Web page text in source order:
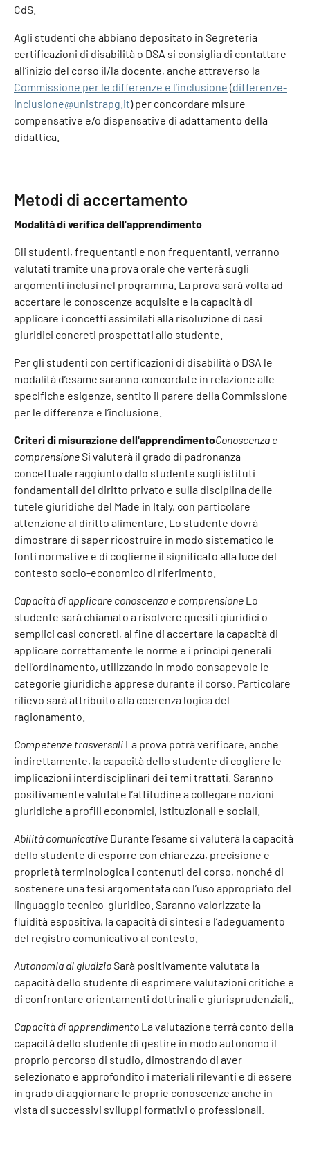
CdS.
Agli studenti che abbiano depositato in Segreteria
certificazioni di disabilità o DSA si consiglia di contattare
all’inizio del corso il/la docente, anche attraverso la
Commissione per le differenze e l’inclusione (differenze-
inclusione@unistrapg.it) per concordare misure
compensative e/o dispensative di adattamento della
didattica.
Metodi di accertamento
Modalità di verifica dell'apprendimento
Gli studenti, frequentanti e non frequentanti, verranno
valutati tramite una prova orale che verterà sugli
argomenti inclusi nel programma. La prova sarà volta ad
accertare le conoscenze acquisite e la capacità di
applicare i concetti assimilati alla risoluzione di casi
giuridici concreti prospettati allo studente.
Per gli studenti con certificazioni di disabilità o DSA le
modalità d’esame saranno concordate in relazione alle
specifiche esigenze, sentito il parere della Commissione
per le differenze e l’inclusione.
Criteri di misurazione dell'apprendimentoConoscenza e
comprensioneSi valuterà il grado di padronanza
concettuale raggiunto dallo studente sugli istituti
fondamentali del diritto privato e sulla disciplina delle
tutele giuridiche del Made in Italy, con particolare
attenzione al diritto alimentare. Lo studente dovrà
dimostrare di saper ricostruire in modo sistematico le
fonti normative e di coglierne il significato alla luce del
contesto socio-economico di riferimento.
Capacità di applicare conoscenza e comprensione Lo
studente sarà chiamato a risolvere quesiti giuridici o
semplici casi concreti, al fine di accertare la capacità di
applicare correttamente le norme e i princìpi generali
dell’ordinamento, utilizzando in modo consapevole le
categorie giuridiche apprese durante il corso. Particolare
rilievo sarà attribuito alla coerenza logica del
ragionamento.
Competenze trasversali La prova potrà verificare, anche
indirettamente, la capacità dello studente di cogliere le
implicazioni interdisciplinari dei temi trattati. Saranno
positivamente valutate l’attitudine a collegare nozioni
giuridiche a profili economici, istituzionali e sociali.
Abilità comunicative Durante l’esame si valuterà la capacità
dello studente di esporre con chiarezza, precisione e
proprietà terminologica i contenuti del corso, nonché di
sostenere una tesi argomentata con l’uso appropriato del
linguaggio tecnico-giuridico. Saranno valorizzate la
fluidità espositiva, la capacità di sintesi e l’adeguamento
del registro comunicativo al contesto.
Autonomia di giudizioSarà positivamente valutata la
capacità dello studente di esprimere valutazioni critiche e
di confrontare orientamenti dottrinali e giurisprudenziali..
Capacità di apprendimento La valutazione terrà conto della
capacità dello studente di gestire in modo autonomo il
proprio percorso di studio, dimostrando di aver
selezionato e approfondito i materiali rilevanti e di essere
in grado di aggiornare le proprie conoscenze anche in
vista di successivi sviluppi formativi o professionali.